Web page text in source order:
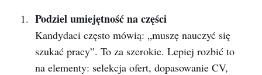
Podziel umiejętność na części
Kandydaci często mówią: „muszę nauczyć się
szukać pracy”. To za szerokie. Lepiej rozbić to
na elementy: selekcja ofert, dopasowanie CV,